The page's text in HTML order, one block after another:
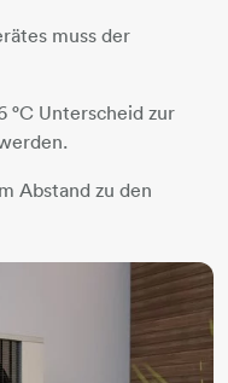
muss der
°C Unterscheid zur
Abstand zu den